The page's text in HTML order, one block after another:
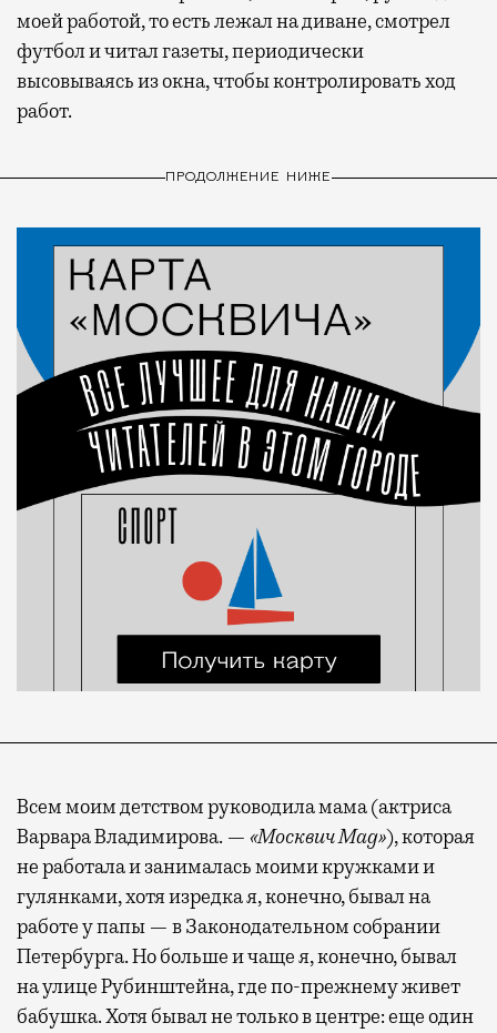
моей работой, то есть лежал на диване, смотрел
футбол и читал газеты, периодически
высовываясь из окна, чтобы контролировать ход
работ.
ПРОДОЛЖЕНИЕ НИЖЕ
Всем моим детством руководила мама (актриса
Варвара Владимирова. — «Москвич Mag»), которая
не работала и занималась моими кружками и
гулянками, хотя изредка я, конечно, бывал на
работе у папы — в Законодательном собрании
Петербурга. Но больше и чаще я, конечно, бывал
на улице Рубинштейна, где по-прежнему живет
бабушка. Хотя бывал не только в центре: еще один